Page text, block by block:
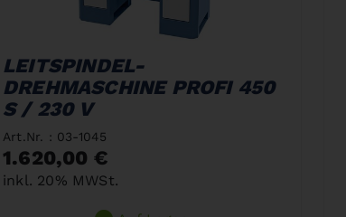
LEITSPINDEL-
DREHMASCHINE PROFI 450
S / 230 V
Art.Nr. : 03-1045
1.620,00 €
inkl. 20% MWSt.